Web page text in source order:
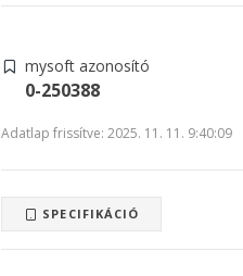
mysoft azonosító
0-250388
Adatlap frissítve: 2025. 11. 11. 9:40:09
SPECIFIKÁCIÓ